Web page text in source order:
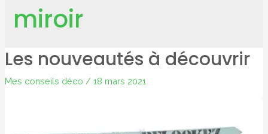
miroir
Les nouveautés à découvrir
Mes conseils déco / 18 mars 2021